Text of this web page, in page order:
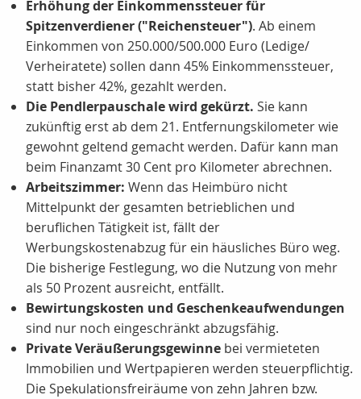
Erhöhung der Einkommenssteuer für
Spitzenverdiener ("Reichensteuer"). Ab einem
Einkommen von 250.000/500.000 Euro (Ledige/
Verheiratete) sollen dann 45% Einkommenssteuer,
statt bisher 42%, gezahlt werden.
Die Pendlerpauschale wird gekürzt. Sie kann
zukünftig erst ab dem 21. Entfernungskilometer wie
gewohnt geltend gemacht werden. Dafür kann man
beim Finanzamt 30 Cent pro Kilometer abrechnen.
Arbeitszimmer: Wenn das Heimbüro nicht
Mittelpunkt der gesamten betrieblichen und
beruflichen Tätigkeit ist, fällt der
Werbungskostenabzug für ein häusliches Büro weg.
Die bisherige Festlegung, wo die Nutzung von mehr
als 50 Prozent ausreicht, entfällt.
Bewirtungskosten und Geschenkeaufwendungen
sind nur noch eingeschränkt abzugsfähig.
Private Veräußerungsgewinne bei vermieteten
Immobilien und Wertpapieren werden steuerpflichtig.
Die Spekulationsfreiräume von zehn Jahren bzw.